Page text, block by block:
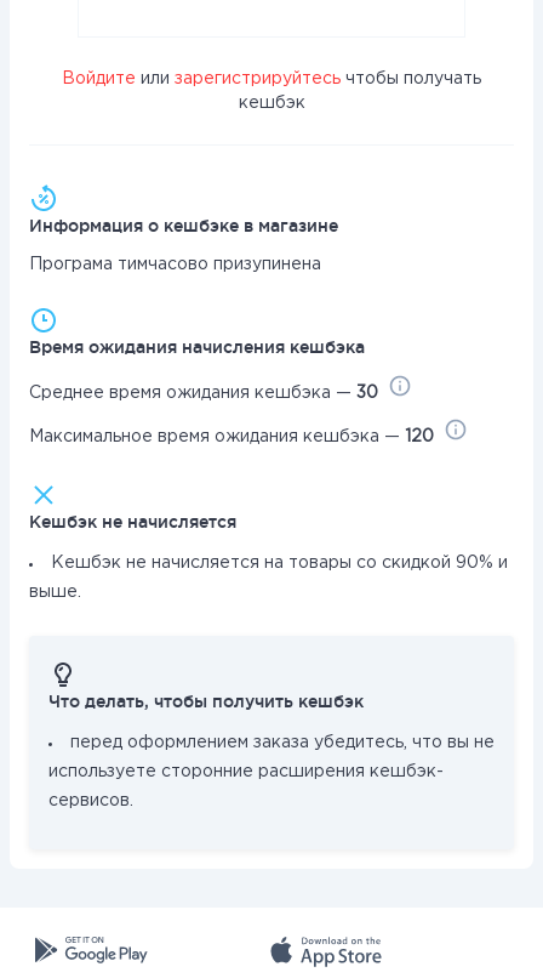
Войдите или зарегистрируйтесь чтобы получать
кешбэк
Информация о кешбэке в магазине
Програма тимчасово призупинена
Время ожидания начисления кешбэка
Среднее время ожидания кешбэка — 30
Максимальное время ожидания кешбэка — 120
Кешбэк не начисляется
Кешбэк не начисляется на товары со скидкой 90% и
выше.
Что делать, чтобы получить кешбэк
перед оформлением заказа убедитесь, что вы не
используете сторонние расширения кешбэк-
сервисов.